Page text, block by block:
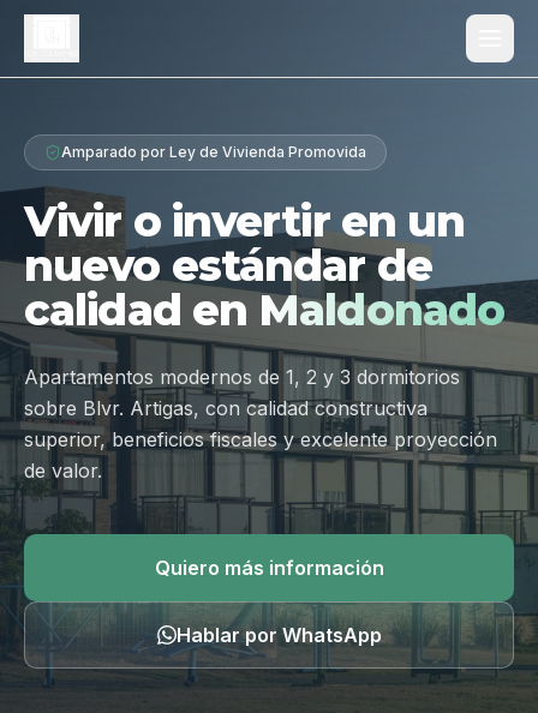
Proyecto
Diferenciales
Tipologías
Galería
Ubicación
Contacto
Hablar por WhatsApp
Amparado por Ley de Vivienda Promovida
Vivir o invertir en un
nuevo estándar de
calidad en Maldonado
Apartamentos modernos de 1, 2 y 3 dormitorios
sobre Blvr. Artigas, con calidad constructiva
superior, beneficios fiscales y excelente proyección
de valor.
Quiero más información
Hablar por WhatsApp